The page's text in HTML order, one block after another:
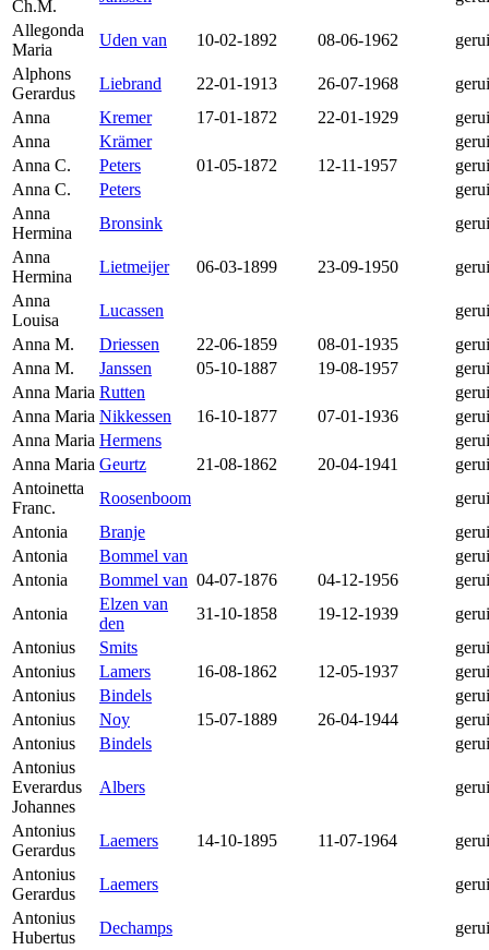
Ch.M.
Allegonda
Maria
Uden van 10-02-1892 08-06-1962
Alphons
Gerardus
Liebrand 22-01-1913 26-07-1968
Anna
Kremer 17-01-1872 22-01-1929
Anna
Krämer
Anna C.
Peters 01-05-1872 12-11-1957
Anna C.
Peters
Anna
Hermina
Bronsink
Anna
Hermina
Lietmeijer 06-03-1899 23-09-1950
Anna
Louisa
Lucassen
Anna M.
Driessen 22-06-1859 08-01-1935
Anna M.
Janssen 05-10-1887 19-08-1957
Anna Maria Rutten
Anna Maria Nikkessen 16-10-1877 07-01-1936
Anna Maria Hermens
Anna Maria Geurtz 21-08-1862 20-04-1941
Antoinetta
Franc.
Roosenboom
Antonia
Branje
Antonia
Bommel van
Antonia
Bommel van 04-07-1876 04-12-1956
Antonia
Elzen van
den
31-10-1858 19-12-1939
Antonius
Smits
Antonius
Lamers 16-08-1862 12-05-1937
Antonius
Bindels
Antonius
Noy 15-07-1889 26-04-1944
Antonius
Bindels
Antonius
Everardus
Johannes
Albers
Antonius
Gerardus
Laemers 14-10-1895 11-07-1964
Antonius
Gerardus
Laemers
Antonius
Hubertus
Dechamps